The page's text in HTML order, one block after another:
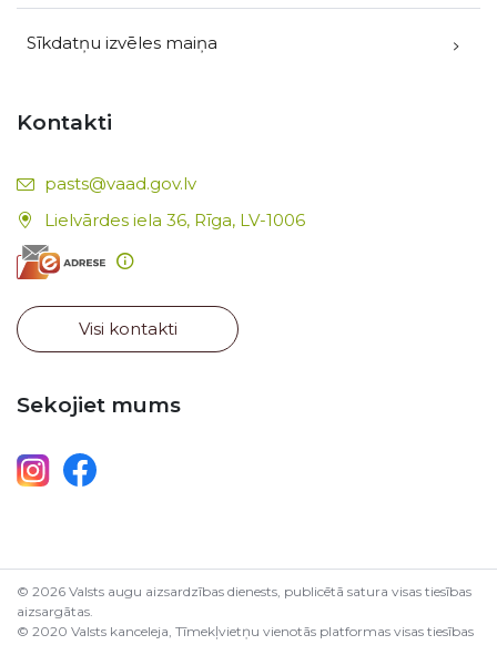
Sīkdatņu izvēles maiņa
Kontakti
E-pasts:
pasts@vaad.gov.lv
Lielvārdes iela 36, Rīga, LV-1006
Visi kontakti
Sekojiet mums
© 2026 Valsts augu aizsardzības dienests, publicētā satura visas tiesības
aizsargātas.
© 2020 Valsts kanceleja, Tīmekļvietņu vienotās platformas visas tiesības